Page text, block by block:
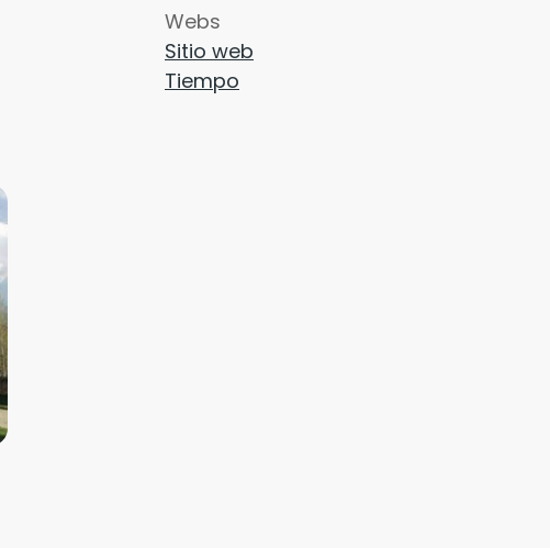
Webs
Sitio web
Tiempo